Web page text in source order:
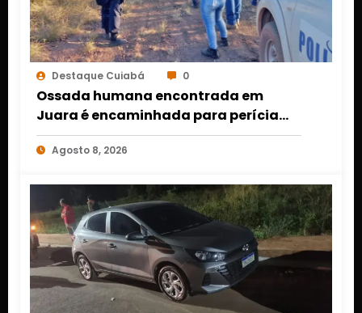
Destaque Cuiabá 0
Ossada humana encontrada em
Juara é encaminhada para perícia
em Cuiabá; identidade da vítima
segue desconhecida
Agosto 8, 2026